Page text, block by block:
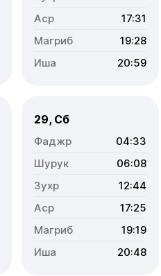
17:31
19:28
20:59
29, Сб
04:33
06:08
12:44
17:25
19:19
20:48